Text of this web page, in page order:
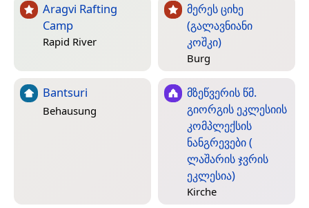
Aragvi Rafting
Camp
Rapid River
მერეს ციხე
(გალავნიანი
კოშკი)
Burg
Bantsuri
Behausung
მზეწვერის წმ.
გიორგის ეკლესიის
კომპლექსის
ნანგრევები (
ლაშარის ჯვრის
ეკლესია)
Kirche